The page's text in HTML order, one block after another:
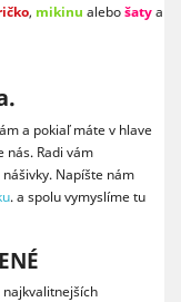
, mikinu alebošatya
a pokiaľ máte v hlave
nás. Radi vám
Napíšte nám
. a spolu vymyslíme tu
najkvalitnejších